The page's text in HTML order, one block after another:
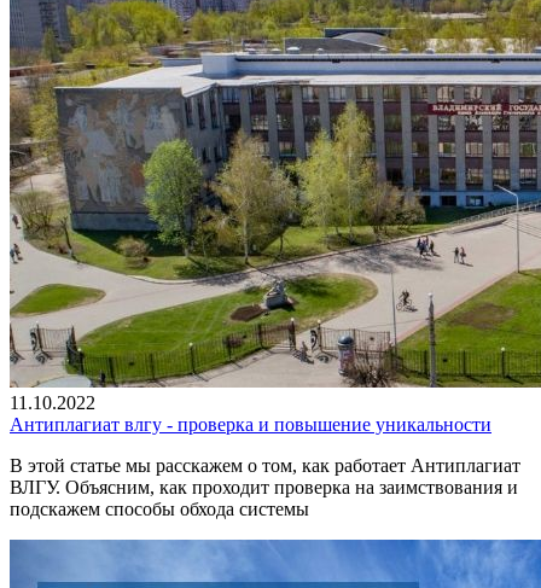
11.10.2022
Антиплагиат влгу - проверка и повышение уникальности
В этой статье мы расскажем о том, как работает Антиплагиат
ВЛГУ. Объясним, как проходит проверка на заимствования и
подскажем способы обхода системы